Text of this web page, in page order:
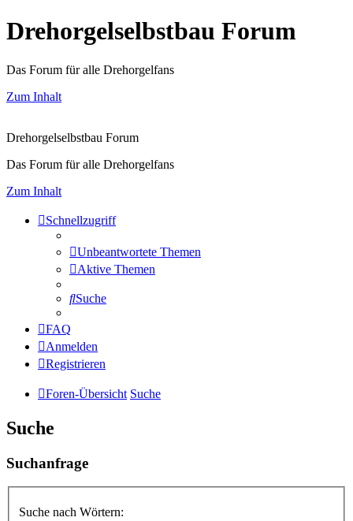
Drehorgelselbstbau Forum
Das Forum für alle Drehorgelfans
Zum Inhalt
Drehorgelselbstbau Forum
Das Forum für alle Drehorgelfans
Zum Inhalt
Schnellzugriff
Unbeantwortete Themen
Aktive Themen
Suche
FAQ
Anmelden
Registrieren
Foren-Übersicht Suche
Suche
Suchanfrage
Suche nach Wörtern: